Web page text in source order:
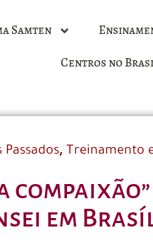
Samten
Centros no
Passados, Treinamento
em